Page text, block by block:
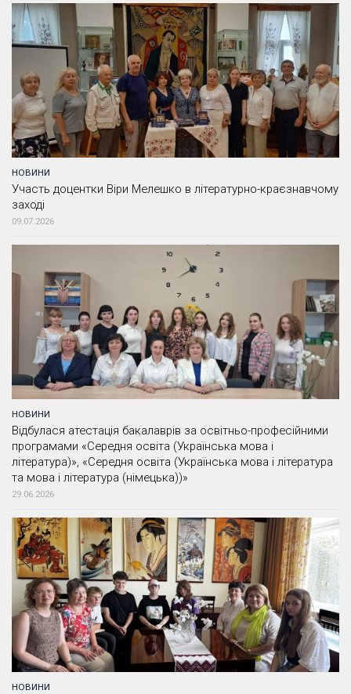
НОВИНИ
Участь доцентки Віри Мелешко в літературно-краєзнавчому
заході
09.07.2026
НОВИНИ
Відбулася атестація бакалаврів за освітньо-професійними
програмами «Середня освіта (Українська мова і
література)», «Середня освіта (Українська мова і література
та мова і література (німецька))»
29.06.2026
НОВИНИ